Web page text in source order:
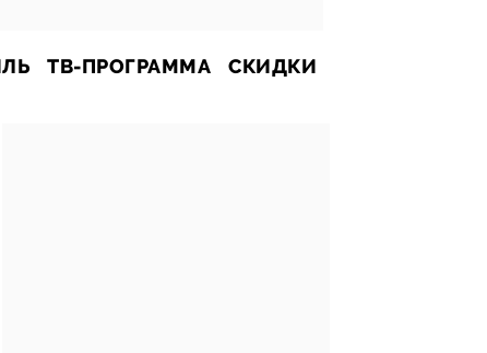
ТВ-ПРОГРАММА СКИДКИ